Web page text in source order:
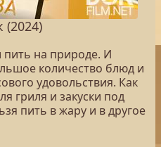
(2024)
на природе. И
количество блюд и
удовольствия. Как
гриля и закуски под
пить в жару и в другое